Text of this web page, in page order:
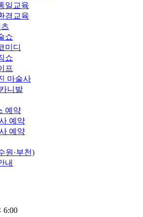
일교육
경교육
쇼
미디
쇼
프
마술사
니발
예약
예약
예약
원·부천)
내
6:00